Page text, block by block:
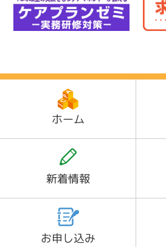
ホーム
新着情報
お申し込み